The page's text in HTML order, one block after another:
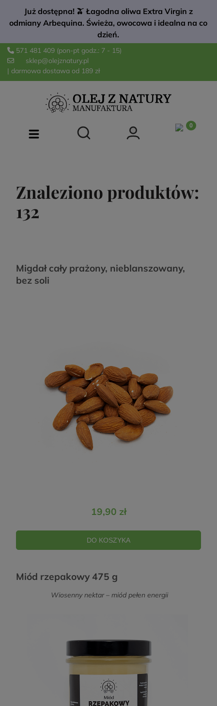
Już dostępna! 🫒 Łagodna oliwa Extra Virgin z
odmiany Arbequina. Świeża, owocowa i idealna na co
dzień.
571 481 409 (pon-pt godz.: 7 - 15)
sklep@olejznatury.pl
| darmowa dostawa od 189 zł
Znaleziono produktów:
132
Migdał cały prażony, nieblanszowany,
bez soli
19,90 zł
DO KOSZYKA
Miód rzepakowy 475 g
Wiosenny nektar – miód pełen energii